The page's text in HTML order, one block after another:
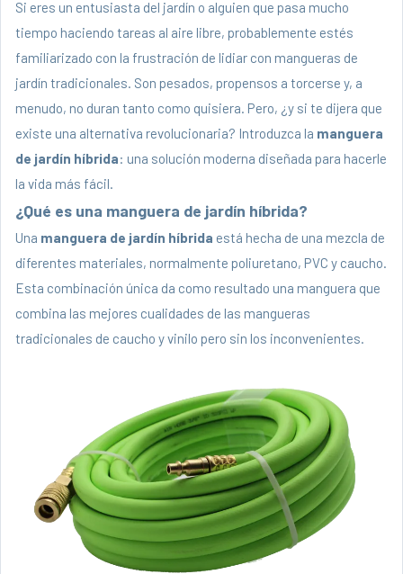
Si eres un entusiasta del jardín o alguien que pasa mucho
tiempo haciendo tareas al aire libre, probablemente estés
familiarizado con la frustración de lidiar con mangueras de
jardín tradicionales. Son pesados, propensos a torcerse y, a
menudo, no duran tanto como quisiera. Pero, ¿y si te dijera que
existe una alternativa revolucionaria? Introduzca la manguera
de jardín híbrida: una solución moderna diseñada para hacerle
la vida más fácil.
¿Qué es una manguera de jardín híbrida?
Una manguera de jardín híbrida está hecha de una mezcla de
diferentes materiales, normalmente poliuretano, PVC y caucho.
Esta combinación única da como resultado una manguera que
combina las mejores cualidades de las mangueras
tradicionales de caucho y vinilo pero sin los inconvenientes.